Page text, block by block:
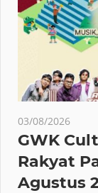
03/08/2026
GWK
Rakyat
Agustus